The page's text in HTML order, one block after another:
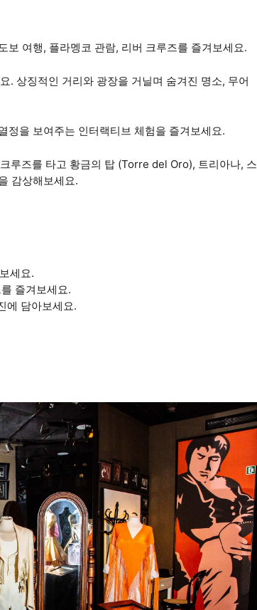
여행, 플라멩코 관람, 리버 크루즈를 즐겨보세요.
. 상징적인 거리와 광장을 거닐며 숨겨진 명소, 무어
정을 보여주는 인터랙티브 체험을 즐겨보세요.
루즈를 타고 황금의 탑 (Torre del Oro), 트리아나, 스
감상해보세요.
세요.
즐겨보세요.
에 담아보세요.